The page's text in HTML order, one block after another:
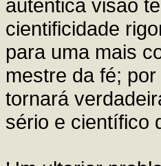
autêntica visão
cientificidade
para uma mais
mestre da fé;
tornará
sério e científico